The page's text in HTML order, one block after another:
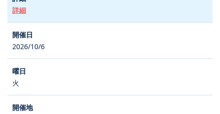
詳細
2026/10/6
火